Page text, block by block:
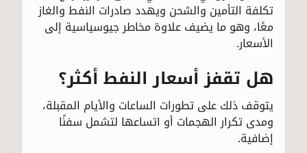
تكلفة التأمين والشحن ويهدد صادرات النفط والغاز
معًا، وهو ما يضيف علاوة مخاطر جيوسياسية إلى
الأسعار.
هل تقفز أسعار النفط أكثر؟
يتوقف ذلك على تطورات الساعات والأيام المقبلة،
ومدى تكرار الهجمات أو اتساعها لتشمل سفنًا
إضافية.